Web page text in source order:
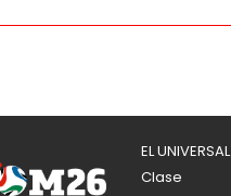
EL UNIVERSAL
Clase